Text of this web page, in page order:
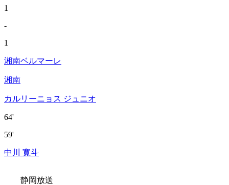
1
-
1
湘南ベルマーレ
湘南
カルリーニョス ジュニオ
64'
59'
中川 寛斗
静岡放送